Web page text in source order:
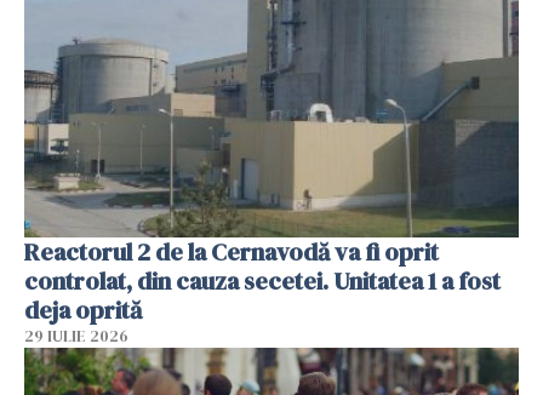
Reactorul 2 de la Cernavodă va fi oprit
controlat, din cauza secetei. Unitatea 1 a fost
deja oprită
29 IULIE 2026